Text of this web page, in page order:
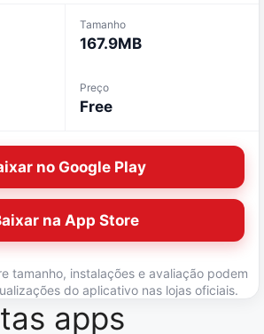
Tamanho
167.9MB
Preço
Free
no Google Play
na App Store
tamanho, instalações e avaliação podem
do aplicativo nas lojas oficiais.
apps